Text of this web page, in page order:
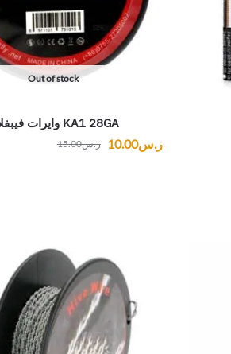
Out of stock
KA1 28GA وايرات فيبفلاي
ر.س15.00 ر.س10.00